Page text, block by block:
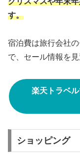
す。
宿泊費は旅行会社
で、セール情報を
楽天トラベ
ショッピング